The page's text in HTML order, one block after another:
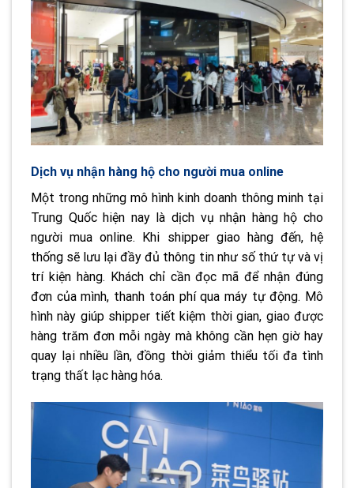
Dịch vụ nhận hàng hộ cho người mua online
Một trong những mô hình kinh doanh thông minh tại
Trung Quốc hiện nay là dịch vụ nhận hàng hộ cho
người mua online. Khi shipper giao hàng đến, hệ
thống sẽ lưu lại đầy đủ thông tin như số thứ tự và vị
trí kiện hàng. Khách chỉ cần đọc mã để nhận đúng
đơn của mình, thanh toán phí qua máy tự động. Mô
hình này giúp shipper tiết kiệm thời gian, giao được
hàng trăm đơn mỗi ngày mà không cần hẹn giờ hay
quay lại nhiều lần, đồng thời giảm thiểu tối đa tình
trạng thất lạc hàng hóa.